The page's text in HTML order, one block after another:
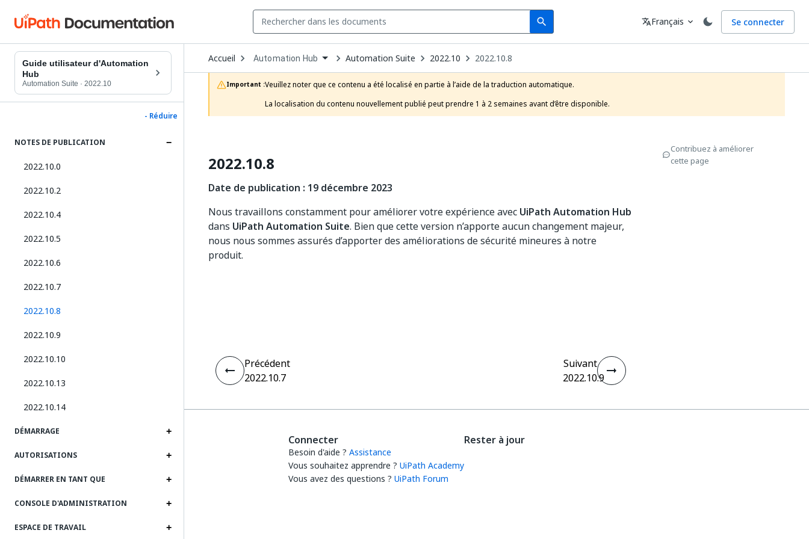
search
Search Langue
translateFrançais expand_more Se connecter
Guide utilisateur d'Automation
Hub
Automation Suite · 2022.10
- Réduire
NOTES DE PUBLICATION
2022.10.0
2022.10.2
2022.10.4
2022.10.5
2022.10.6
2022.10.7
2022.10.8
2022.10.9
2022.10.10
2022.10.13
2022.10.14
DÉMARRAGE
AUTORISATIONS
DÉMARRER EN TANT QUE
CONSOLE D'ADMINISTRATION
ESPACE DE TRAVAIL
Accueil Open
Dropdown
to
choose
product
Automation Hub Automation Suite 2022.10 2022.10.8
Important :Veuillez noter que ce contenu a été localisé en partie à l’aide de la traduction automatique.
La localisation du contenu nouvellement publié peut prendre 1 à 2 semaines avant d’être disponible.
2022.10.8
Date de publication : 19 décembre 2023
Nous travaillons constamment pour améliorer votre expérience avec UiPath Automation Hub
dans UiPath Automation Suite. Bien que cette version n’apporte aucun changement majeur,
nous nous sommes assurés d’apporter des améliorations de sécurité mineures à notre
produit.
Contribuez à améliorer
cette page
Précédent
2022.10.7
Suivant
2022.10.9
Connecter
Besoin d'aide ? Assistance
Vous souhaitez apprendre ? UiPath Academy
Vous avez des questions ? UiPath Forum
Rester à jour